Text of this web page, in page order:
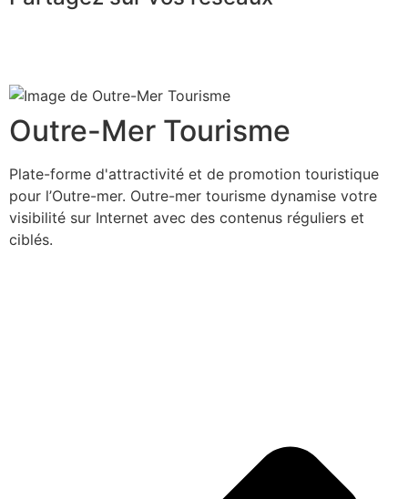
Outre-Mer Tourisme
Plate-forme d'attractivité et de promotion touristique
pour l’Outre-mer. Outre-mer tourisme dynamise votre
visibilité sur Internet avec des contenus réguliers et
ciblés.